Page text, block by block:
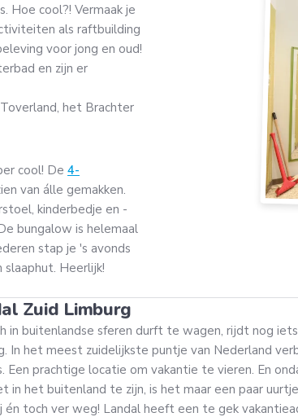
Hoe cool?! Vermaak je
als raftbuilding
voor jong en oud!
en zijn er
het Brachter
cool! De 4-
van álle gemakken.
kinderbedje en -
bungalow is helemaal
stap je 's avonds
slaaphut. Heerlijk!
Zuid Limburg
in buitenlandse sferen durft te wagen, rijdt nog
In het meest zuidelijkste puntje van Nederland
Een prachtige locatie om vakantie te vieren. En
in het buitenland te zijn, is het maar een paar
én toch ver weg! Landal heeft een te gek